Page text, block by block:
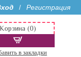
/ Регистрация
Корзина (0)
в закладки